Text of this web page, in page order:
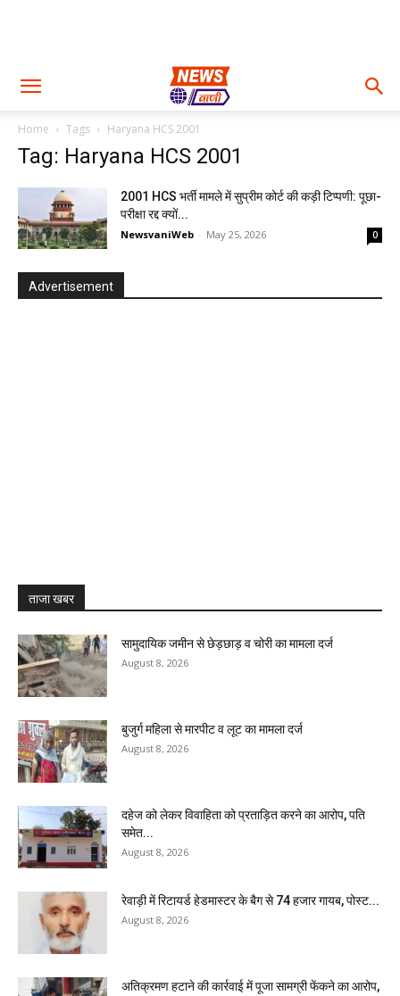
Home Tags Haryana HCS 2001
Tag: Haryana HCS 2001
2001 HCS भर्ती मामले में सुप्रीम कोर्ट की कड़ी टिप्पणी: पूछा-
परीक्षा रद्द क्यों...
NewsvaniWeb - May 25, 2026 0
Advertisement
ताजा खबर
सामुदायिक जमीन से छेड़छाड़ व चोरी का मामला दर्ज
August 8, 2026
बुजुर्ग महिला से मारपीट व लूट का मामला दर्ज
August 8, 2026
दहेज को लेकर विवाहिता को प्रताड़ित करने का आरोप, पति
समेत...
August 8, 2026
रेवाड़ी में रिटायर्ड हेडमास्टर के बैग से ₹74 हजार गायब, पोस्ट...
August 8, 2026
अतिक्रमण हटाने की कार्रवाई में पूजा सामग्री फेंकने का आरोप,